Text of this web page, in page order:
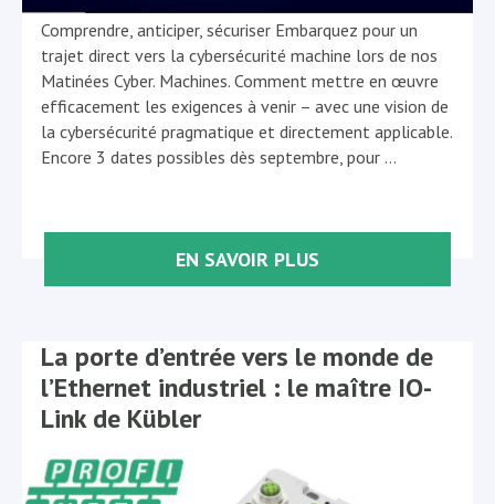
Comprendre, anticiper, sécuriser Embarquez pour un
trajet direct vers la cybersécurité machine lors de nos
Matinées Cyber. Machines. Comment mettre en œuvre
efficacement les exigences à venir – avec une vision de
la cybersécurité pragmatique et directement applicable.
Encore 3 dates possibles dès septembre, pour …
EN SAVOIR PLUS
La porte d’entrée vers le monde de
l’Ethernet industriel : le maître IO-
Link de Kübler